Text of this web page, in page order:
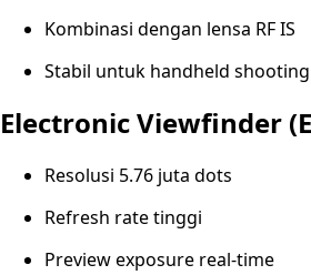
Kombinasi dengan lensa RF IS
Stabil untuk handheld shooting
Electronic Viewfinder
Resolusi 5.76 juta dots
Refresh rate tinggi
Preview exposure real-time